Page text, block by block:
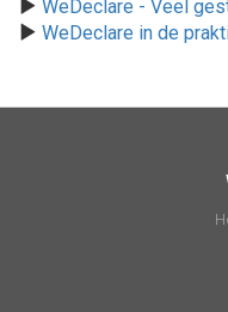
WeDeclare - Veel
WeDeclare in de